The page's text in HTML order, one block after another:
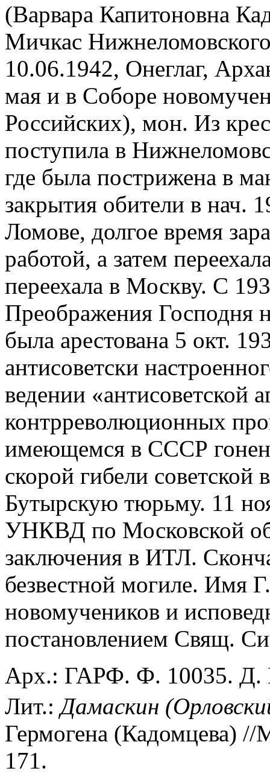
(Варвара Капитоновна
Мичкас
10.06.1942, Онеглаг,
мая и в Соборе
Российских), мон. Из
поступила в
где была пострижена в
закрытия обители в нач.
Ломове, долгое время
работой, а затем
переехала в Москву. С
Преображения Господня
была арестована 5 окт.
антисоветски
ведении «антисоветской
контрреволюционных
имеющемся в СССР
скорой гибели советской
Бутырскую тюрьму. 11
УНКВД по Московской
заключения в ИТЛ.
безвестной могиле. Имя
новомучеников и
постановлением Свящ.
Арх.: ГАРФ. Ф. 10035. Д.
Лит.:Дамаскин
Гермогена (Кадомцева)
171.